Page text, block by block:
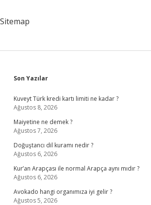
Sitemap
Sidebar
Son Yazılar
Kuveyt Türk kredi kartı limiti ne kadar ?
Ağustos 8, 2026
Maiyetine ne demek ?
Ağustos 7, 2026
Doğuştancı dil kuramı nedir ?
Ağustos 6, 2026
Kur’an Arapçası ile normal Arapça aynı mıdır ?
Ağustos 6, 2026
Avokado hangi organımıza iyi gelir ?
Ağustos 5, 2026